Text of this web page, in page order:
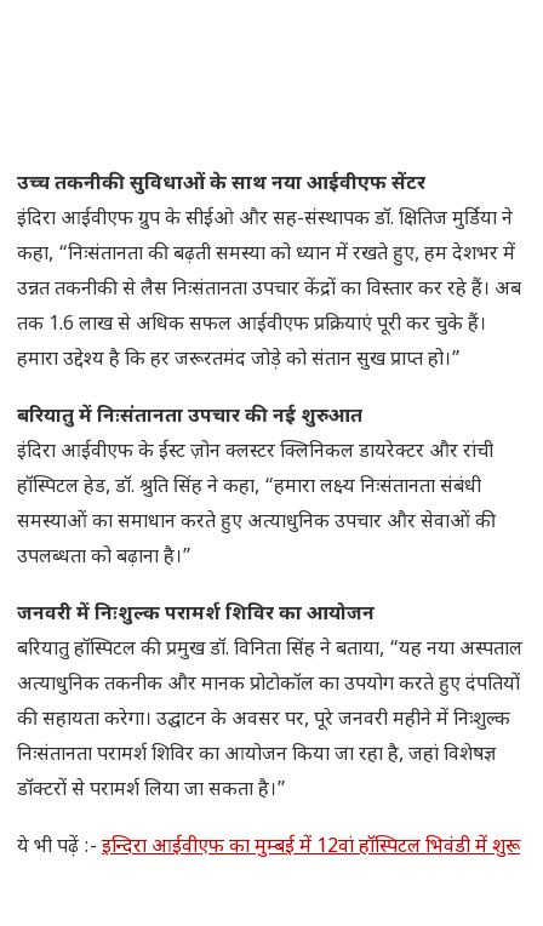
उच्च तकनीकी सुविधाओं के साथ नया आईवीएफ सेंटर
इंदिरा आईवीएफ ग्रुप के सीईओ और सह-संस्थापक डॉ. क्षितिज मुर्डिया ने
कहा, “निःसंतानता की बढ़ती समस्या को ध्यान में रखते हुए, हम देशभर में
उन्नत तकनीकी से लैस निःसंतानता उपचार केंद्रों का विस्तार कर रहे हैं। अब
तक 1.6 लाख से अधिक सफल आईवीएफ प्रक्रियाएं पूरी कर चुके हैं।
हमारा उद्देश्य है कि हर जरूरतमंद जोड़े को संतान सुख प्राप्त हो।”
बरियातु में निःसंतानता उपचार की नई शुरुआत
इंदिरा आईवीएफ के ईस्ट ज़ोन क्लस्टर क्लिनिकल डायरेक्टर और रांची
हॉस्पिटल हेड, डॉ. श्रुति सिंह ने कहा, “हमारा लक्ष्य निःसंतानता संबंधी
समस्याओं का समाधान करते हुए अत्याधुनिक उपचार और सेवाओं की
उपलब्धता को बढ़ाना है।”
जनवरी में निःशुल्क परामर्श शिविर का आयोजन
बरियातु हॉस्पिटल की प्रमुख डॉ. विनिता सिंह ने बताया, “यह नया अस्पताल
अत्याधुनिक तकनीक और मानक प्रोटोकॉल का उपयोग करते हुए दंपतियों
की सहायता करेगा। उद्घाटन के अवसर पर, पूरे जनवरी महीने में निःशुल्क
निःसंतानता परामर्श शिविर का आयोजन किया जा रहा है, जहां विशेषज्ञ
डॉक्टरों से परामर्श लिया जा सकता है।”
ये भी पढ़ें :- इन्दिरा आईवीएफ का मुम्बई में 12वां हॉस्पिटल भिवंडी में शुरू